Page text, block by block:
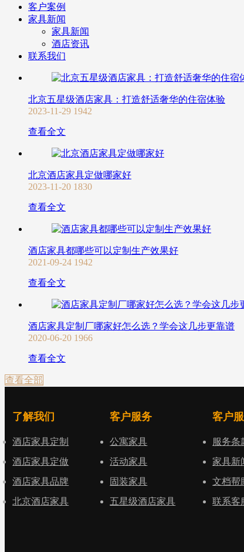
客户案例
家具新闻
家具新闻
酒店资讯
联系我们
北京五星级酒店家具：打造舒适奢华的住宿体验
2023-11-29 1942
查看全文
北京酒店家具定做哪家好
2023-11-20 1830
查看全文
酒店家具都哪些可以定制生产效果好
2021-09-24 1942
查看全文
酒店家具定制厂哪家好怎么选？学会这几步更靠谱
2020-06-20 1966
查看全文
查看全部
了解我们
酒店家具定制
酒店家具定做
酒店家具品牌
北京酒店家具
客户服务
公寓家具
活动家具
固装家具
五星级酒店家具
客户
服务条
家具新
文档帮
联系客